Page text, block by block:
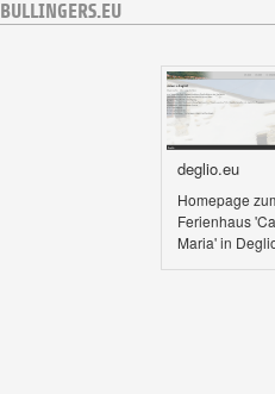
Skip
BULLINGERS.EU
deglio.eu
Homepage
Ferienhaus
Maria' in